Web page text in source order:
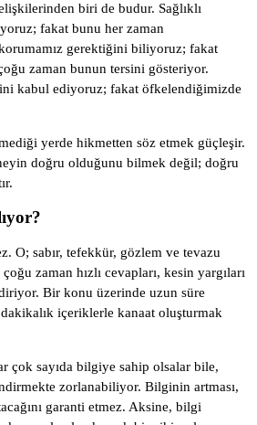
biri de budur. Sağlıklı
fakat bunu her zaman
gerektiğini biliyoruz; fakat
zaman bunun tersini gösteriyor.
kabul ediyoruz; fakat öfkelendiğimizde
yerde hikmetten söz etmek güçleşir.
doğru olduğunu bilmek değil; doğru
O; sabır, tefekkür, gözlem ve tevazu
zaman hızlı cevapları, kesin yargıları
Bir konu üzerinde uzun süre
içeriklerle kanaat oluşturmak
çok sayıda bilgiye sahip olsalar bile,
zorlanabiliyor. Bilginin artması,
garanti etmez. Aksine, bilgi